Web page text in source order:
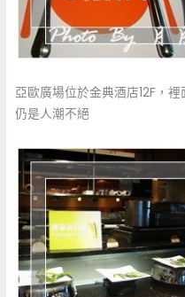
亞歐廣場位於金典酒店12F，
仍是人潮不絕